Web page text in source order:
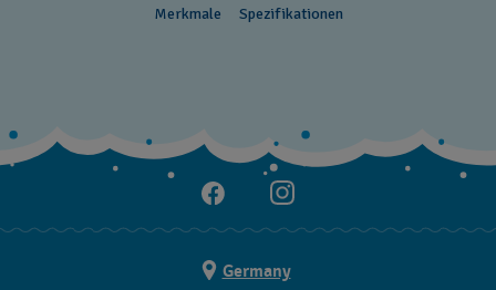
Merkmale Spezifikationen
Germany